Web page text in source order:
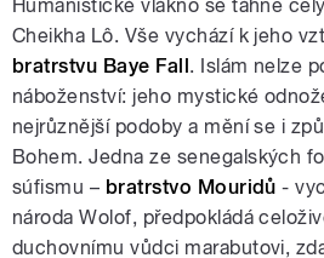
Humanistické vlákno se táhne
Cheikha Lô. Vše vychází k jeho
bratrstvu Baye Fall. Islám nelze
náboženství: jeho mystické
nejrůznější podoby a mění se i
Bohem. Jedna ze senegalských
súfismu – bratrstvo Mouridů -
národa Wolof, předpokládá
duchovnímu vůdci marabutovi,